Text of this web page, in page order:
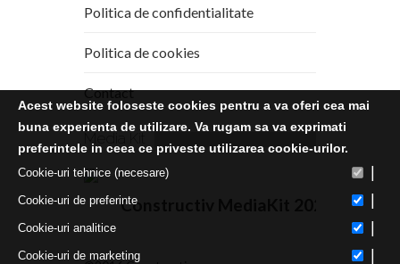
Politica de confidentialitate
Politica de cookies
Contact
Constructiv MediaKit 2020
Acest website foloseste cookies pentru a va oferi cea mai
buna experienta de utilizare. Va rugam sa va exprimati
preferintele in ceea ce priveste utilizarea cookie-urilor.
Cookie-uri tehnice (necesare)
Cookie-uri de preferinte
Cookie-uri analitice
Cookie-uri de marketing